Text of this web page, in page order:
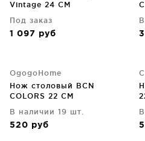
Vintage 24 CM
Под заказ
1 097 руб
OgogoHome
Нож столовый BCN
COLORS 22 CM
В наличии 19 шт.
520 руб